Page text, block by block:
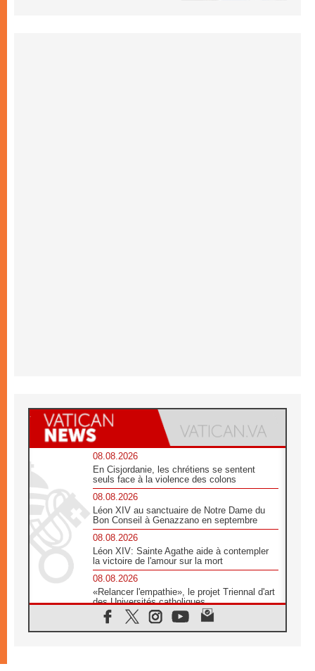
08.08.2026
En Cisjordanie, les chrétiens se sentent
seuls face à la violence des colons
08.08.2026
Léon XIV au sanctuaire de Notre Dame du
Bon Conseil à Genazzano en septembre
08.08.2026
Léon XIV: Sainte Agathe aide à contempler
la victoire de l'amour sur la mort
08.08.2026
«Relancer l'empathie», le projet Triennal d'art
des Universités catholiques
08.08.2026
Signis 2026, donner la parole aux religieuses